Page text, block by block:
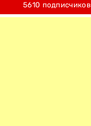
5610 подписчиков